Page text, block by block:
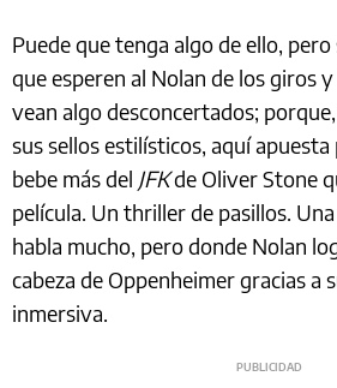
Puede que tenga algo de ello,
que esperen al Nolan de los giros
vean algo desconcertados;
sus sellos estilísticos, aquí
bebe más del JFKde Oliver Stone
película. Un thriller de pasillos.
habla mucho, pero donde Nolan
cabeza de Oppenheimer gracias a
inmersiva.